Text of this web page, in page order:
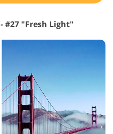
#27 "Fresh Light"